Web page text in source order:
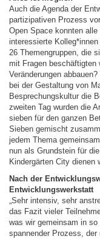
Auch die Agenda der
partizipativen Prozess
Open Space konnten alle
interessierte
26 Themengruppen, die
mit Fragen beschäftigten
Veränderungen
bei der Gestaltung von
Besprechungskultur die
zweiten Tag wurden die
sieben für den ganzen
Sieben gemischt
jedem Thema
nun als Grundstein für
Kindergärten City dienen
Nach der
Entwicklungswerkstatt
„Sehr intensiv, sehr
das Fazit vieler
was wir gemeinsam in
spannender Prozess, der